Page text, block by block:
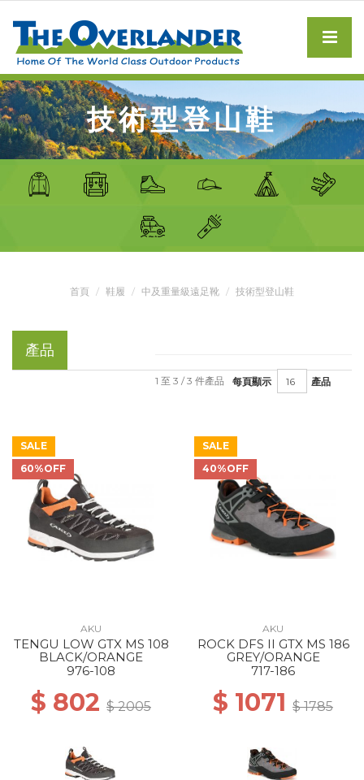
技術型登山鞋
首頁 鞋履 中及重量級遠足靴 技術型登山鞋
產品
每頁顯示 產品
1 至 3 / 3 件產品
SALE
60%OFF
AKU
TENGU LOW GTX MS 108
BLACK/ORANGE
976-108
$ 802 $ 2005
SALE
40%OFF
AKU
ROCK DFS II GTX MS 186
GREY/ORANGE
717-186
$ 1071 $ 1785